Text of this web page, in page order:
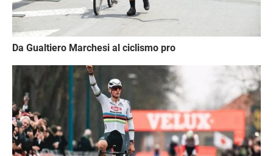
Da Gualtiero Marchesi al ciclismo pro